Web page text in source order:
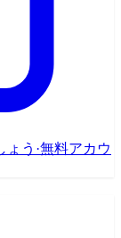
ょう ·無料アカウ